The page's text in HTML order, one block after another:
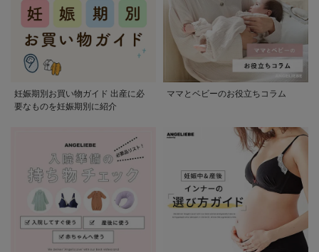
妊娠期別お買い物ガイド 出産に必
要なものを妊娠期別に紹介
ママとベビーのお役立ちコラム